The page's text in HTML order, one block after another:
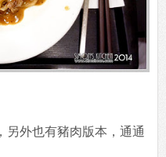
另外也有豬肉版本，通通